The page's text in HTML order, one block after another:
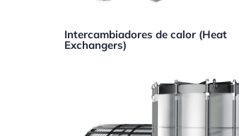
Intercambiadores de calor (Heat
Exchangers)